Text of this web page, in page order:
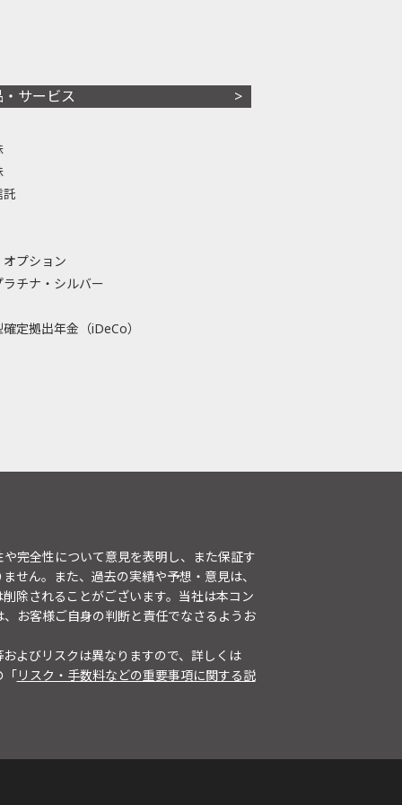
・サービス
託
プション
ラチナ・シルバー
定拠出年金（iDeCo）
完全性について意見を表明し、また保証す
せん。また、過去の実績や予想・意見は、
除されることがございます。当社は本コン
お客様ご自身の判断と責任でなさるようお
よびリスクは異なりますので、詳しくは
「リスク・手数料などの重要事項に関する説